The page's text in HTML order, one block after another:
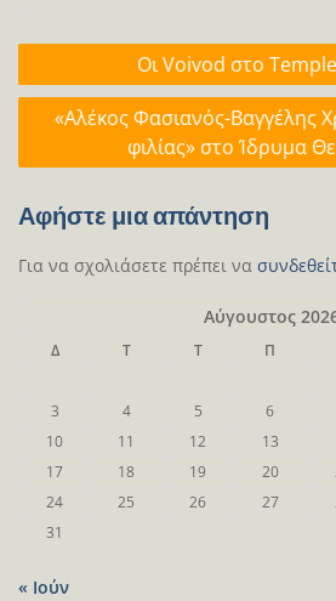
Πλοήγηση
άρθρων
Oι Voivod στο
«Αλέκος Φασιανός-Βαγγέλης
φιλίας» στο Ίδρυμα
Αφήστε μια απάντηση
Για να σχολιάσετε πρέπει να
Αύγουστος
Δ Τ Τ Π
3
4 5 6
10
11 12 13
17
18 19 20
24
25 26 27
31
« Ιούν